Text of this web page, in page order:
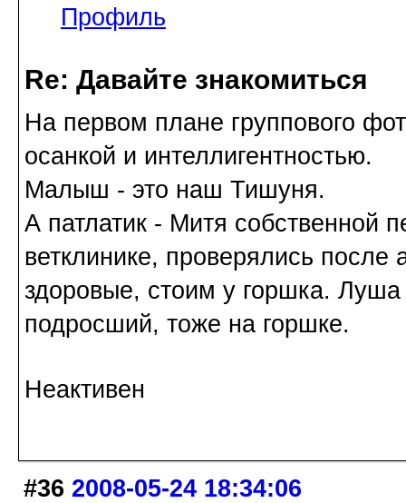
Профиль
Re: Давайте знакомиться
На первом плане группового
осанкой и интеллигентностью.
Малыш - это наш Тишуня.
А патлатик - Митя собственной
ветклинике, проверялись
здоровые, стоим у горшка.
подросший, тоже на горшке.
Неактивен
#36 2008-05-24 18:34:06